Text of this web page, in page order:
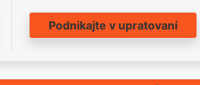
Podnikajte v upratovaní